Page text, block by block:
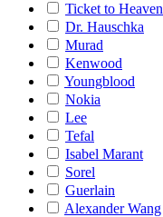
Ticket to Heaven
Dr. Hauschka
Murad
Kenwood
Youngblood
Nokia
Lee
Tefal
Isabel Marant
Sorel
Guerlain
Alexander Wang